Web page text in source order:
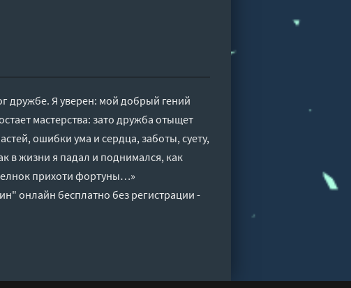
дружбе. Я уверен: мой добрый гений
мастерства: зато дружба отыщет
ошибки ума и сердца, заботы, суету,
в жизни я падал и поднимался, как
прихоти фортуны…»
онлайн бесплатно без регистрации -